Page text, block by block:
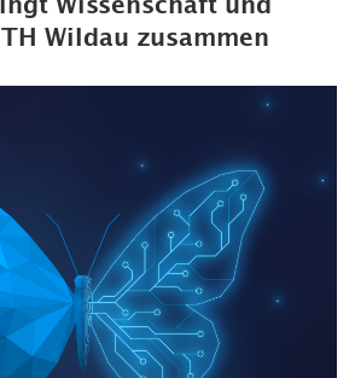
Wissenschaft und
Wildau zusammen